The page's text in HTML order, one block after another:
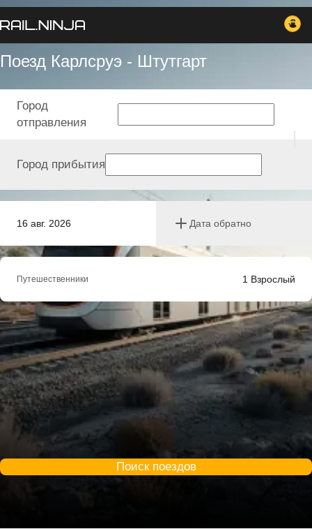
Поезд Карлсруэ - Штутгарт
16 авг. 2026 Дата обратно
Город
отправления
Город прибытия
Путешественники 1 Взрослый
Поиск поездов